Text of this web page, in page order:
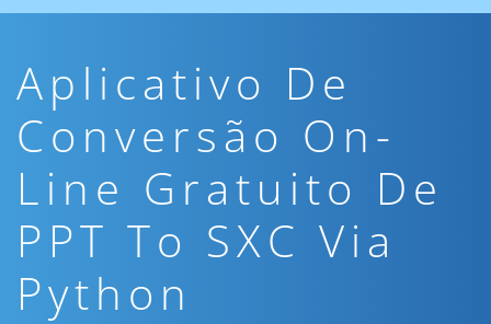
Aplicativo De
Conversão On-
Line Gratuito De
PPT To SXC Via
Python